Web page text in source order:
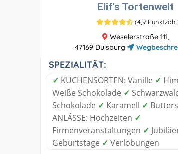
Elif's Tortenwelt
(4,9 Punktzahl
Weselerstraße 111,
47169 Duisburg
SPEZIALITÄT:
✓ KUCHENSORTEN: Vanille ✓
Weiße Schokolade ✓
Schokolade ✓ Karamell ✓
ANLÄSSE: Hochzeiten ✓
Firmenveranstaltungen ✓
Geburtstage ✓ Verlobungen